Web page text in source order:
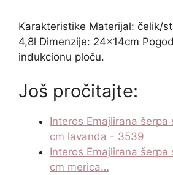
Karakteristike Materijal: čelik/
4,8l Dimenzije: 24x14cm
indukcionu ploču.
Još pročitajte:
Interos Emajlirana šerpa
cm lavanda - 3539
Interos Emajlirana šerpa
cm merica…